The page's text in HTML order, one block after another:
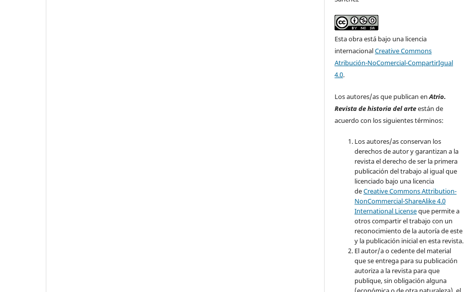
Esta obra está bajo una licencia
internacionalCreative Commons
Atribución-NoComercial-CompartirIgual
4.0.
Los autores/as que publican enAtrio.
Revista de historia del arteestán de
acuerdo con los siguientes términos:
Los autores/as conservan los
derechos de autor y garantizan a la
revista el derecho de ser la primera
publicación del trabajo al igual que
licenciado bajo una licencia
deCreative Commons Attribution-
NonCommercial-ShareAlike 4.0
International Licenseque permite a
otros compartir el trabajo con un
reconocimiento de la autoría de este
y la publicación inicial en esta revista.
El autor/a o cedente del material
que se entrega para su publicación
autoriza a la revista para que
publique, sin obligación alguna